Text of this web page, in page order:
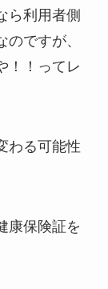
ら利用者側
ですが、
！！ってレ
わる可能性
康保険証を